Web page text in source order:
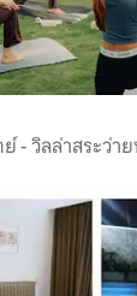
- วิลล่าสระว่า